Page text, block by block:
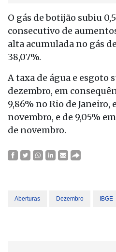
O gás de botijão subiu
consecutivo de
alta acumulada no gás
38,07%.
A taxa de água e esgoto
dezembro, em
9,86% no Rio de Janeiro,
novembro, e de 9,05%
de novembro.
Aberturas Dezembro IBGE